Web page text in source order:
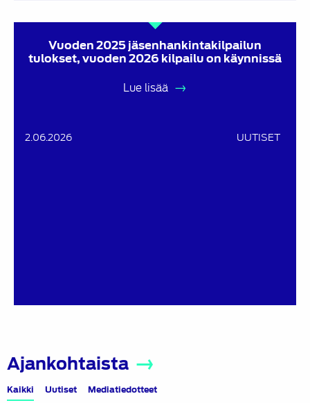
Vuoden 2025 jäsenhankintakilpailun
tulokset, vuoden 2026 kilpailu on käynnissä
Lue lisää
2.06.2026 UUTISET
Ajankohtaista
Kaikki Uutiset Mediatiedotteet